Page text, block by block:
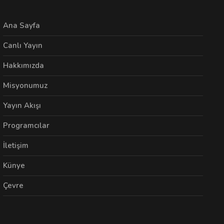
Ana Sayfa
Canlı Yayın
Hakkımızda
Misyonumuz
Yayın Akışı
Programcılar
İletişim
Künye
Çevre